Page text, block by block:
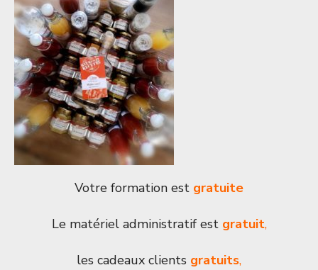
Votre formation est gratuite
Le matériel administratif est gratuit,
les cadeaux clients gratuits,